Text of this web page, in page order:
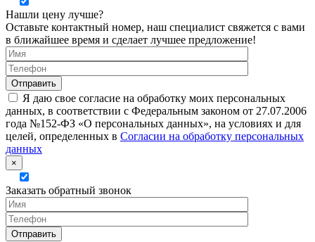
Нашли цену лучше?
Оставьте контактный номер, наш специалист свяжется с вами
в ближайшее время и сделает лучшее предложение!
Я даю свое согласие на обработку моих персональных
данных, в соответствии с Федеральным законом от 27.07.2006
года №152-ФЗ «О персональных данных», на условиях и для
целей, определенных в Согласии на обработку персональных
данных
×
Заказать обратный звонок